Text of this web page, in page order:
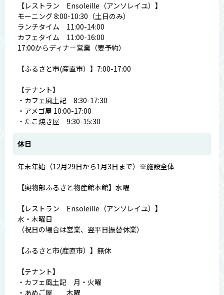
【レストラン Ensoleille（アンソレイユ）】
モーニング 8:00-10:30（土日のみ）
ランチタイム 11:00-14:00
カフェタイム 11:00-16:00
17:00からディナー営業（要予約）
【ふるさと市(産直市）】7:00-17:00
【テナント】
・カフェ風土記 8:30-17:30
・アメゴ屋 10:00-17:00
・たこ焼き屋 9:30-15:30
休日
年末年始（12月29日から1月3日まで）※施設全体
【奥物部ふるさと物産館本館】水曜
【レストラン Ensoleille（アンソレイユ）】
水・木曜日
（祝日の場合は営業、翌平日振替休業）
【ふるさと市(産直市）】無休
【テナント】
・カフェ風土記 月・火曜
・あめご屋 木曜